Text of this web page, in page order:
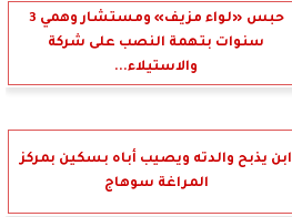
حبس «لواء مزيف» ومستشار وهمي 3
سنوات بتهمة النصب على شركة
والاستيلاء...
ابن يذبح والدته ويصيب أباه بسكين بمركز
المراغة سوهاج